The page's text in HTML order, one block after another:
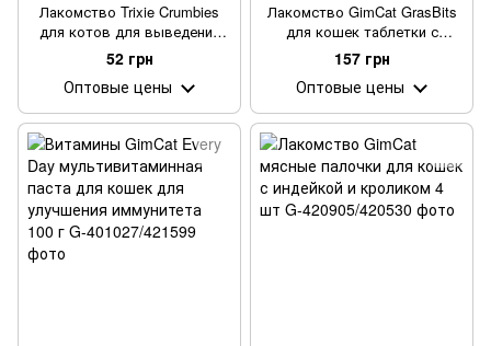
Лакомство Trixie Crumbies
для котов для выведения
комочков шерсти с солодом
50 г
52 грн
Оптовые цены
Лакомство GimCat GrasBits
для кошек таблетки с
травой 65 шт/40 г
157 грн
Оптовые цены